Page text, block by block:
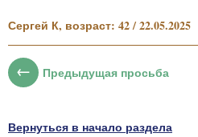
Сергей К, возраст: 42 / 22.05.2025
Предыдущая просьба
Вернуться в начало раздела